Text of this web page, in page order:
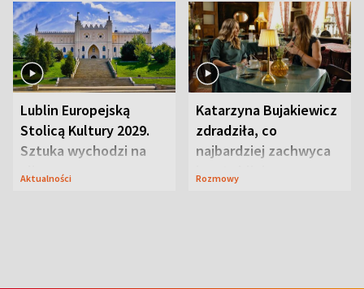
Lublin Europejską
Stolicą Kultury 2029.
Sztuka wychodzi na
ulice
Aktualności
Katarzyna Bujakiewicz
zdradziła, co
najbardziej zachwyca
ją w Lublinie
Rozmowy